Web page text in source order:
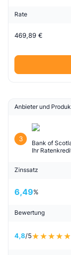
Rate
469,89 €
Anbieter und
3
Bank of
Ihr
Zinssatz
6,49%
Bewertung
4,8/5